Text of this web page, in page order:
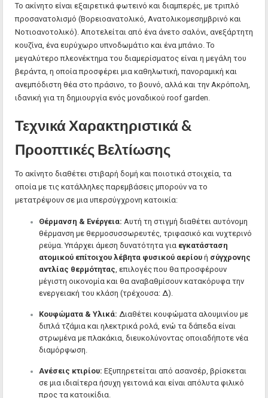
Το ακίνητο είναι εξαιρετικά φωτεινό και διαμπερές, με τριπλό
προσανατολισμό (Βορειοανατολικό, Ανατολικομεσημβρινό και
Νοτιοανοτολικό). Αποτελείται από ένα άνετο σαλόνι, ανεξάρτητη
κουζίνα, ένα ευρύχωρο υπνοδωμάτιο και ένα μπάνιο. Το
μεγαλύτερο πλεονέκτημα του διαμερίσματος είναι η μεγάλη του
βεράντα, η οποία προσφέρει μια καθηλωτική, πανοραμική και
ανεμπόδιστη θέα στο πράσινο, το βουνό, αλλά και την Ακρόπολη,
ιδανική για τη δημιουργία ενός μοναδικού roof garden.
Τεχνικά Χαρακτηριστικά &
Προοπτικές Βελτίωσης
Το ακίνητο διαθέτει στιβαρή δομή και ποιοτικά στοιχεία, τα
οποία με τις κατάλληλες παρεμβάσεις μπορούν να το
μετατρέψουν σε μια υπερσύγχρονη κατοικία:
Θέρμανση & Ενέργεια: Αυτή τη στιγμή διαθέτει αυτόνομη
θέρμανση με θερμοσυσσωρευτές, τριφασικό και νυχτερινό
ρεύμα. Υπάρχει άμεση δυνατότητα για εγκατάσταση
ατομικού επίτοιχου λέβητα φυσικού αερίου ή σύγχρονης
αντλίας θερμότητας , επιλογές που θα προσφέρουν
μέγιστη οικονομία και θα αναβαθμίσουν κατακόρυφα την
ενεργειακή του κλάση (τρέχουσα: Δ).
Κουφώματα & Υλικά: Διαθέτει κουφώματα αλουμινίου με
διπλά τζάμια και ηλεκτρικά ρολά, ενώ τα δάπεδα είναι
στρωμένα με πλακάκια, διευκολύνοντας οποιαδήποτε νέα
διαμόρφωση.
Ανέσεις κτιρίου: Εξυπηρετείται από ασανσέρ, βρίσκεται
σε μια ιδιαίτερα ήσυχη γειτονιά και είναι απόλυτα φιλικό
προς τα κατοικίδια.